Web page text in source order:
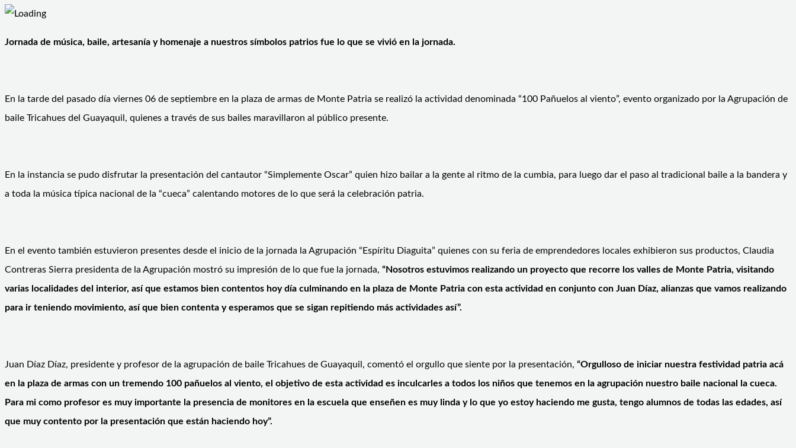
Jornada de música, baile, artesanía y homenaje a nuestros símbolos patrios fue lo que se vivió en la jornada.
En la tarde del pasado día viernes 06 de septiembre en la plaza de armas de Monte Patria se realizó la actividad denominada “100 Pañuelos al viento”, evento organizado por la Agrupación de
baile Tricahues del Guayaquil, quienes a través de sus bailes maravillaron al público presente.
En la instancia se pudo disfrutar la presentación del cantautor “Simplemente Oscar” quien hizo bailar a la gente al ritmo de la cumbia, para luego dar el paso al tradicional baile a la bandera y
a toda la música típica nacional de la “cueca” calentando motores de lo que será la celebración patria.
En el evento también estuvieron presentes desde el inicio de la jornada la Agrupación “Espíritu Diaguita” quienes con su feria de emprendedores locales exhibieron sus productos, Claudia
Contreras Sierra presidenta de la Agrupación mostró su impresión de lo que fue la jornada, “Nosotros estuvimos realizando un proyecto que recorre los valles de Monte Patria, visitando
varias localidades del interior, así que estamos bien contentos hoy día culminando en la plaza de Monte Patria con esta actividad en conjunto con Juan Díaz, alianzas que vamos realizando
para ir teniendo movimiento, así que bien contenta y esperamos que se sigan repitiendo más actividades así”.
Juan Díaz Díaz, presidente y profesor de la agrupación de baile Tricahues de Guayaquil, comentó el orgullo que siente por la presentación, “Orgulloso de iniciar nuestra festividad patria acá
en la plaza de armas con un tremendo 100 pañuelos al viento, el objetivo de esta actividad es inculcarles a todos los niños que tenemos en la agrupación nuestro baile nacional la cueca.
Para mi como profesor es muy importante la presencia de monitores en la escuela que enseñen es muy linda y lo que yo estoy haciendo me gusta, tengo alumnos de todas las edades, así
que muy contento por la presentación que están haciendo hoy”.